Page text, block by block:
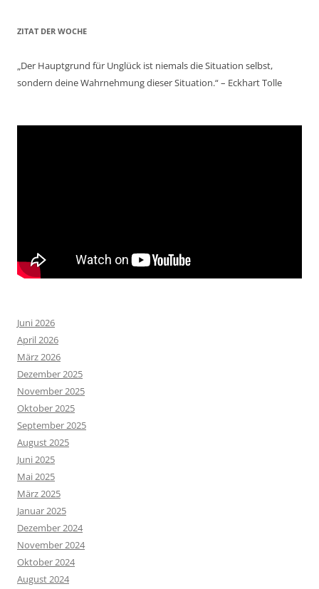
ZITAT DER WOCHE
„Der Hauptgrund für Unglück ist niemals die Situation selbst,
sondern deine Wahrnehmung dieser Situation.“ – Eckhart Tolle
Juni 2026
April 2026
März 2026
Dezember 2025
November 2025
Oktober 2025
September 2025
August 2025
Juni 2025
Mai 2025
März 2025
Januar 2025
Dezember 2024
November 2024
Oktober 2024
August 2024